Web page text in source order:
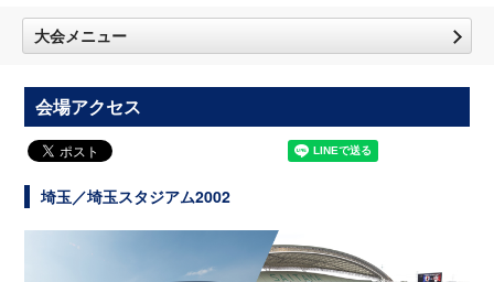
大会メニュー
会場アクセス
埼玉／埼玉スタジアム2002